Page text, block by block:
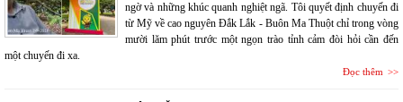
ngờ và những khúc quanh nghiệt ngã. Tôi quyết định chuyến đi
từ Mỹ về cao nguyên Đắk Lắk - Buôn Ma Thuột chỉ trong vòng
mười lăm phút trước một ngọn trào tỉnh cảm đòi hỏi cần đến
một chuyến đi xa.
Đọc thêm